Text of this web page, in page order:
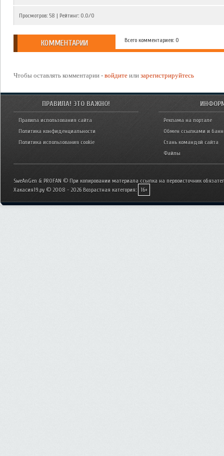
Просмотров: 58 | Рейтинг: 0.0/0
КОММЕНТАРИИ Всего комментариев: 0
Чтобы оставлять комментарии - войдите или зарегистрируйтесь
ПРАВИЛА! ЭТО ВАЖНО!
Правила использования сайта
Политика конфиденциальности
Политика использования cookie
Реклама на портале
Обмен ссылками и
Стань командой сайта
Файлы
SweAnGen & PROFAN © При копировании материала ссылка на первоисточник
Хакасия19.ру © 2008 - 2026 Возрастная категория: 16+